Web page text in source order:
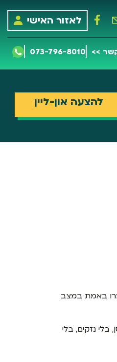
לאזור האישי
>>
073-796-8010
להצעה און-ליין
באמת במצב
נזקים, בלי